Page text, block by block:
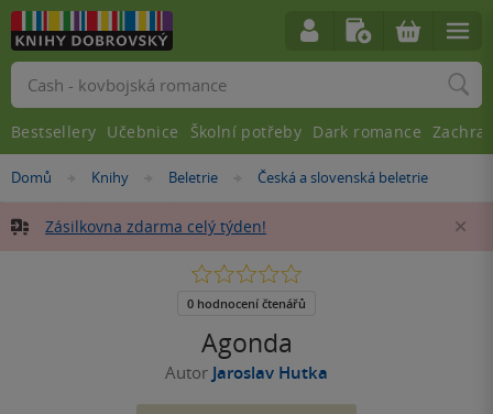
Nacházíte
zde:
Domů »
Knihy »
Beletrie »
Česká a slovenská beletrie
Zásilkovna zdarma celý týden!
Agonda
Autor Jaroslav Hutka
0.0
5
0 hodnocení čtenářů
Vyhledávání
Bestsellery Učebnice Školní potřeby Dark romance